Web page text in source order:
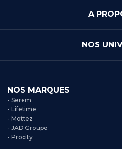
A
NOS
NOS MARQUES
- Serem
- Lifetime
- Mottez
- JAD Groupe
- Procity